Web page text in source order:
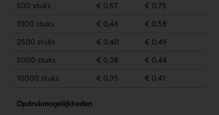
500 stuks
€ 0,57
€ 0,75
1000 stuks
€ 0,46
€ 0,58
2500 stuks
€ 0,40
€ 0,49
5000 stuks
€ 0,38
€ 0,44
10000 stuks
€ 0,35 € 0,41
Opdrukmogelijkheden